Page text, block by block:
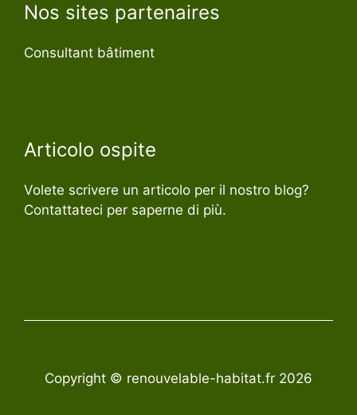
Nos sites partenaires
Consultant bâtiment
Articolo ospite
Volete scrivere un articolo per il nostro blog?
Contattateci per saperne di più.
Copyright © renouvelable-habitat.fr 2026